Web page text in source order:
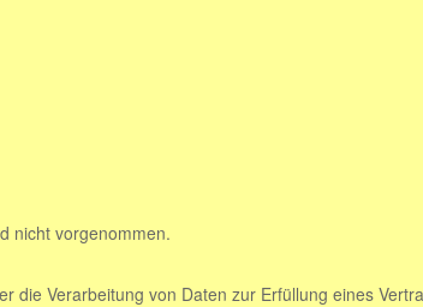
nicht vorgenommen.
die Verarbeitung von Daten zur Erfüllung eines